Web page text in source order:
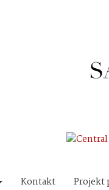
Kontakt Projekt